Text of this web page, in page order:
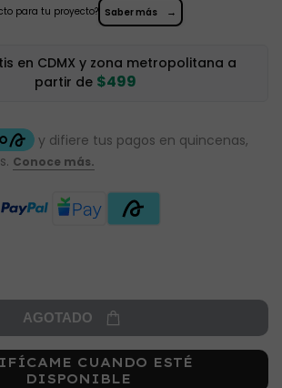
para tu proyecto? Saber más →
en CDMX y zona metropolitana a
partir de $499
AGOTADO
CUANDO ESTÉ
DISPONIBLE